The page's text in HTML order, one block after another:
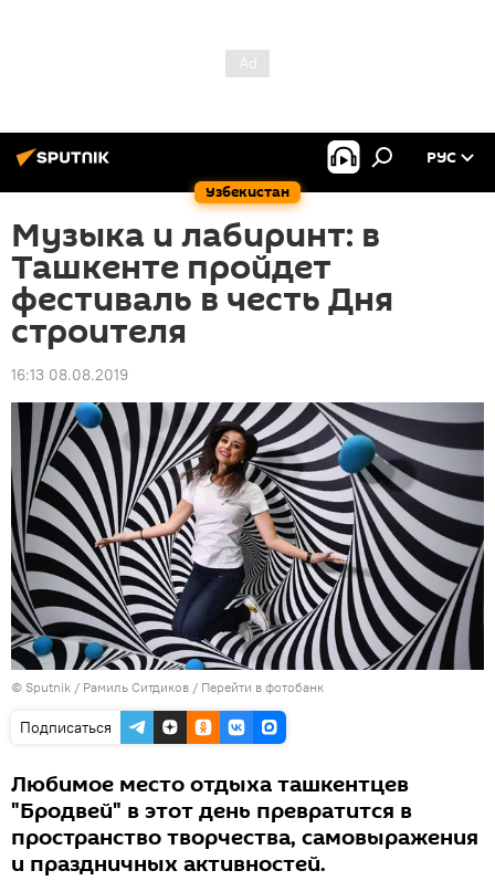
Узбекистан
РУС
Музыка и лабиринт: в
Ташкенте пройдет
фестиваль в честь Дня
строителя
16:13 08.08.2019
© Sputnik / Рамиль Ситдиков / Перейти в фотобанк
Подписаться
Любимое место отдыха ташкентцев
"Бродвей" в этот день превратится в
пространство творчества, самовыражения
и праздничных активностей.